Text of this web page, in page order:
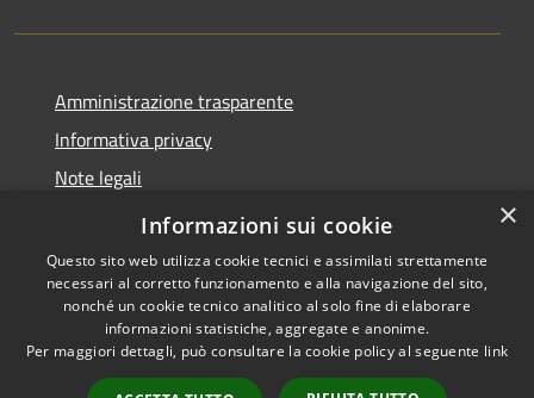
Amministrazione trasparente
Informativa privacy
Note legali
Dichiarazione di accessibilità
Accessibilità
Copyright © 2026 • Comune di
Collevecchio • Powered by
×
Informazioni sui cookie
Questo sito web utilizza cookie tecnici e assimilati strettamente
necessari al corretto funzionamento e alla navigazione del sito,
nonché un cookie tecnico analitico al solo fine di elaborare
informazioni statistiche, aggregate e anonime.
Per maggiori dettagli, può consultare la cookie policy al seguente link